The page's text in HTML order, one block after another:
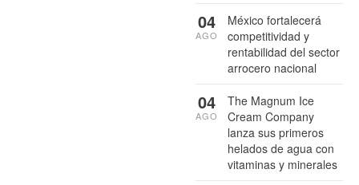
México fortalecerá
competitividad y
rentabilidad del sector
arrocero nacional
04
AGO
The Magnum Ice
Cream Company
lanza sus primeros
helados de agua con
vitaminas y minerales
04
AGO